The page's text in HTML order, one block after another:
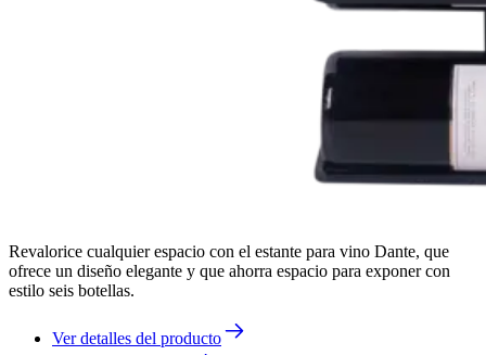
Revalorice cualquier espacio con el estante para vino Dante, que
ofrece un diseño elegante y que ahorra espacio para exponer con
estilo seis botellas.
Ver detalles del producto